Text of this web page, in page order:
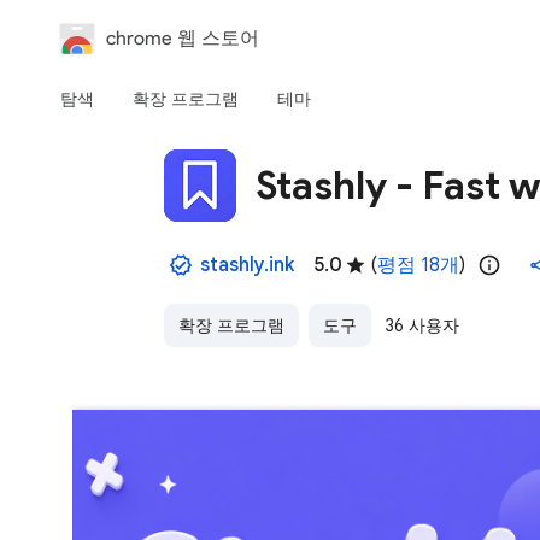
chrome 웹 스토어
탐색 확장 프로그램 테마
Stashly - Fast
stashly.ink 5.0 (평점 18개 )
확장 프로그램 도구 36 사용자